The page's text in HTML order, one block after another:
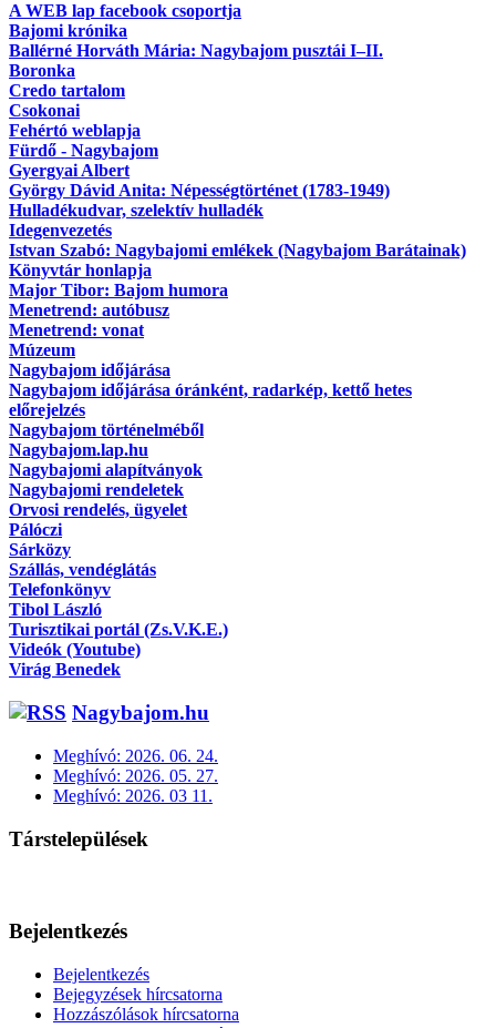
A WEB lap facebook csoportja
Bajomi krónika
Ballérné Horváth Mária: Nagybajom pusztái I–II.
Boronka
Credo tartalom
Csokonai
Fehértó weblapja
Fürdő - Nagybajom
Gyergyai Albert
György Dávid Anita: Népességtörténet (1783-1949)
Hulladékudvar, szelektív hulladék
Idegenvezetés
Istvan Szabó: Nagybajomi emlékek (Nagybajom Barátainak)
Könyvtár honlapja
Major Tibor: Bajom humora
Menetrend: autóbusz
Menetrend: vonat
Múzeum
Nagybajom időjárása
Nagybajom időjárása óránként, radarkép, kettő hetes
előrejelzés
Nagybajom történelméből
Nagybajom.lap.hu
Nagybajomi alapítványok
Nagybajomi rendeletek
Orvosi rendelés, ügyelet
Pálóczi
Sárközy
Szállás, vendéglátás
Telefonkönyv
Tibol László
Turisztikai portál (Zs.V.K.E.)
Videók (Youtube)
Virág Benedek
Nagybajom.hu
Meghívó: 2026. 06. 24.
Meghívó: 2026. 05. 27.
Meghívó: 2026. 03 11.
Társtelepülések
Bejelentkezés
Bejelentkezés
Bejegyzések hírcsatorna
Hozzászólások hírcsatorna